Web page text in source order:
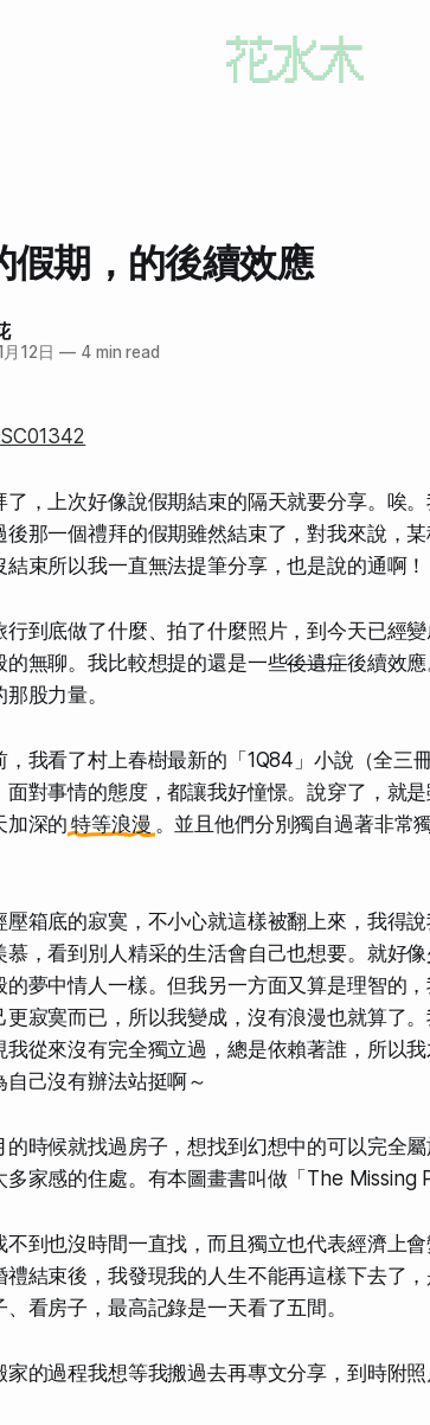
假期，的後續效應
12日 —4 min read
了，上次好像說假期結束的隔天就要分享。唉
後那一個禮拜的假期雖然結束了，對我來說，
束所以我一直無法提筆分享，也是說的通啊！
行到底做了什麼、拍了什麼照片，到今天已經
的無聊。我比較想提的還是一些後遺症後續效
股力量。
，我看了村上春樹最新的「1Q84」小說（全三
面對事情的態度，都讓我好憧憬。說穿了，就
加深的 特等浪漫 。並且他們分別獨自過著非常
壓箱底的寂寞，不小心就這樣被翻上來，我得
慕，看到別人精采的生活會自己也想要。就好
的夢中情人一樣。但我另一方面又算是理智的
更寂寞而已，所以我變成，沒有浪漫也就算了
我從來沒有完全獨立過，總是依賴著誰，所以
己沒有辦法站挺啊～
的時候就找過房子，想找到幻想中的可以完全
家感的住處。有本圖畫書叫做「The Missing
到也沒時間一直找，而且獨立也代表經濟上會
禮結束後，我發現我的人生不能再這樣下去了
看房子，最高記錄是一天看了五間。
的過程我想等我搬過去再專文分享，到時附照